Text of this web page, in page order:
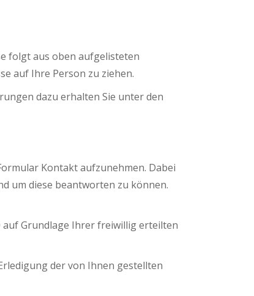
folgt aus oben aufgelisteten
auf Ihre Person zu ziehen.
dazu erhalten Sie unter den
Kontakt aufzunehmen. Dabei
um diese beantworten zu können.
auf Grundlage Ihrer freiwillig erteilten
der von Ihnen gestellten